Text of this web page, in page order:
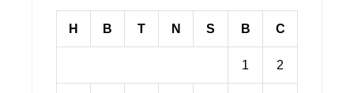
H B T N S B C
1 2